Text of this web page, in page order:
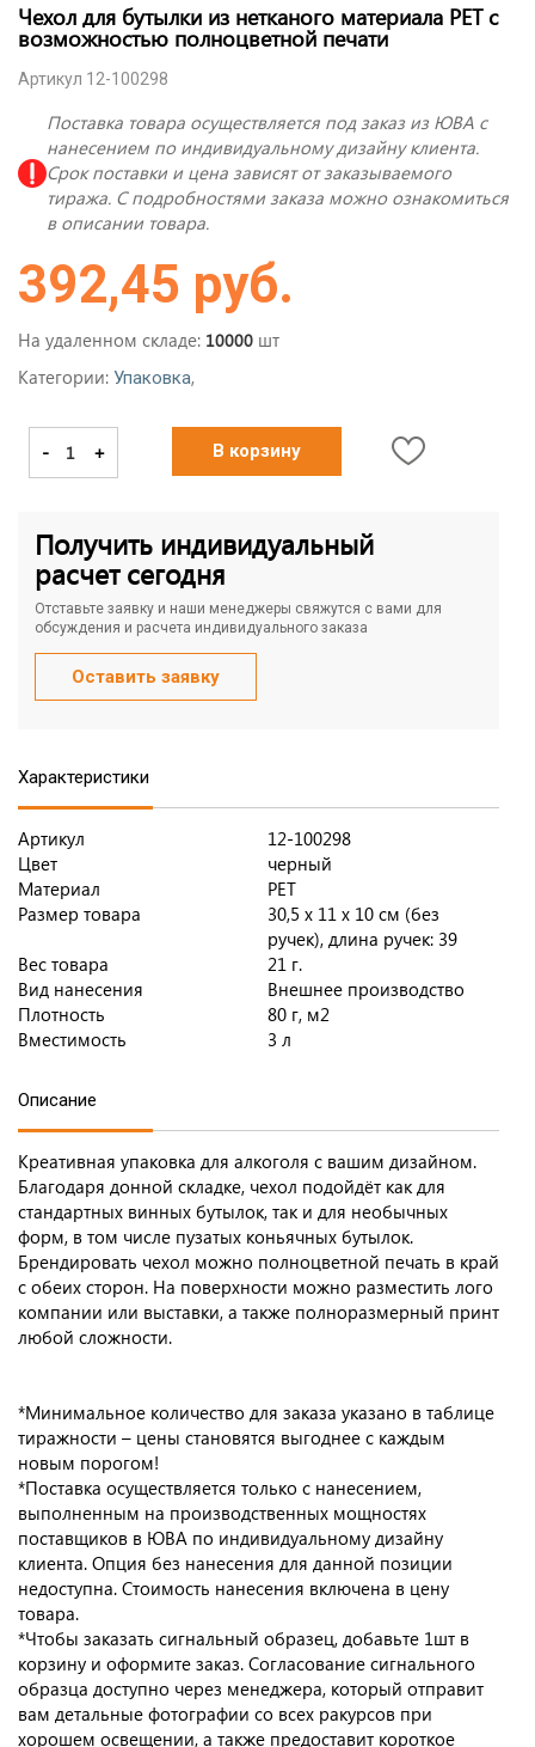
Чехол для бутылки из нетканого материала PET с
возможностью полноцветной печати
Артикул 12-100298
Поставка товара осуществляется под заказ из ЮВА с
нанесением по индивидуальному дизайну клиента.
Срок поставки и цена зависят от заказываемого
тиража. С подробностями заказа можно ознакомиться
в описании товара.
392,45 руб.
На удаленном складе: 10000 шт
Категории: Упаковка,
- + В корзину
Получить индивидуальный
расчет сегодня
Отставьте заявку и наши менеджеры свяжутся с вами для
обсуждения и расчета индивидуального заказа
Оставить заявку
Характеристики
Артикул
12-100298
Цвет
черный
Материал
PET
Размер товара
30,5 x 11 x 10 см (без
ручек), длина ручек: 39
Вес товара
21 г.
Вид нанесения
Внешнее производство
Плотность
80 г, м2
Вместимость
3 л
Описание
Креативная упаковка для алкоголя с вашим дизайном.
Благодаря донной складке, чехол подойдёт как для
стандартных винных бутылок, так и для необычных
форм, в том числе пузатых коньячных бутылок.
Брендировать чехол можно полноцветной печать в край
с обеих сторон. На поверхности можно разместить лого
компании или выставки, а также полноразмерный принт
любой сложности.
*Минимальное количество для заказа указано в таблице
тиражности – цены становятся выгоднее с каждым
новым порогом!
*Поставка осуществляется только с нанесением,
выполненным на производственных мощностях
поставщиков в ЮВА по индивидуальному дизайну
клиента. Опция без нанесения для данной позиции
недоступна. Стоимость нанесения включена в цену
товара.
*Чтобы заказать сигнальный образец, добавьте 1шт в
корзину и оформите заказ. Согласование сигнального
образца доступно через менеджера, который отправит
вам детальные фотографии со всех ракурсов при
хорошем освещении, а также предоставит короткое